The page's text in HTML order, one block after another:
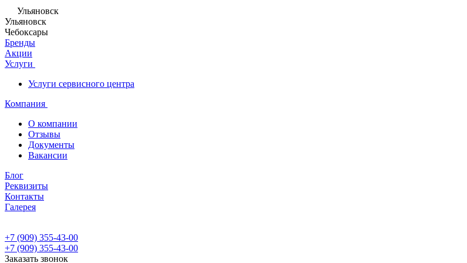
Ульяновск
Ульяновск
Чебоксары
Бренды
Акции
Услуги
Услуги сервисного центра
Компания
О компании
Отзывы
Документы
Вакансии
Блог
Реквизиты
Контакты
Галерея
+7 (909) 355-43-00
+7 (909) 355-43-00
Заказать звонок